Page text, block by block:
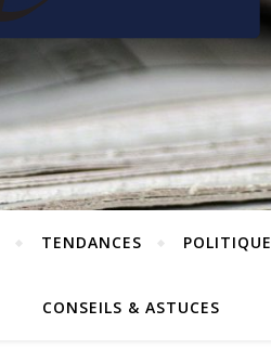
TENDANCES POLITIQUE
CONSEILS & ASTUCES